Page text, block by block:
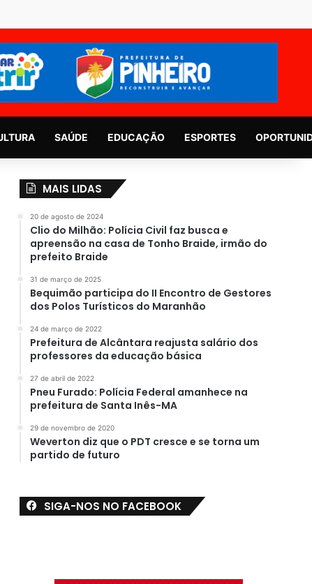
SAÚDE EDUCAÇÃO ESPORTES
MAIS LIDAS
20 de agosto de 2024
Clio do Milhão: Polícia Civil faz busca e
apreensão na casa de Tonho Braide, irmão do
prefeito Braide
31 de março de 2025
Bequimão participa do II Encontro de Gestores
dos Polos Turísticos do Maranhão
24 de março de 2022
Prefeitura de Alcântara reajusta salário dos
professores da educação básica
27 de abril de 2022
Pneu Furado: Polícia Federal amanhece na
prefeitura de Santa Inês-MA
29 de novembro de 2020
Weverton diz que o PDT cresce e se torna um
partido de futuro
SIGA-NOS NO FACEBOOK